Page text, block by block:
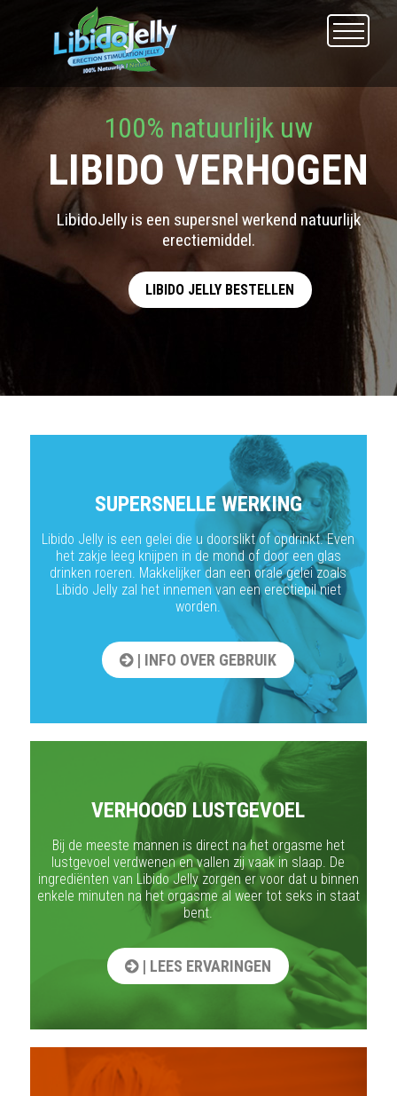
100% natuurlijk uw
LIBIDO VERHOGEN
LibidoJelly is een supersnel werkend natuurlijk
erectiemiddel.
LIBIDO JELLY BESTELLEN
SUPERSNELLE WERKING
Libido Jelly is een gelei die u doorslikt of opdrinkt. Even
het zakje leeg knijpen in de mond of door een glas
drinken roeren. Makkelijker dan een orale gelei zoals
Libido Jelly zal het innemen van een erectiepil niet
worden.
| INFO OVER GEBRUIK
VERHOOGD LUSTGEVOEL
Bij de meeste mannen is direct na het orgasme het
lustgevoel verdwenen en vallen zij vaak in slaap. De
ingrediënten van Libido Jelly zorgen er voor dat u binnen
enkele minuten na het orgasme al weer tot seks in staat
bent.
| LEES ERVARINGEN